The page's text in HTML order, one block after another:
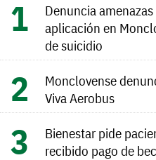
Denuncia
aplicación en
de suicidio
Monclovense
Viva Aerobus
Bienestar pide
recibido pago de